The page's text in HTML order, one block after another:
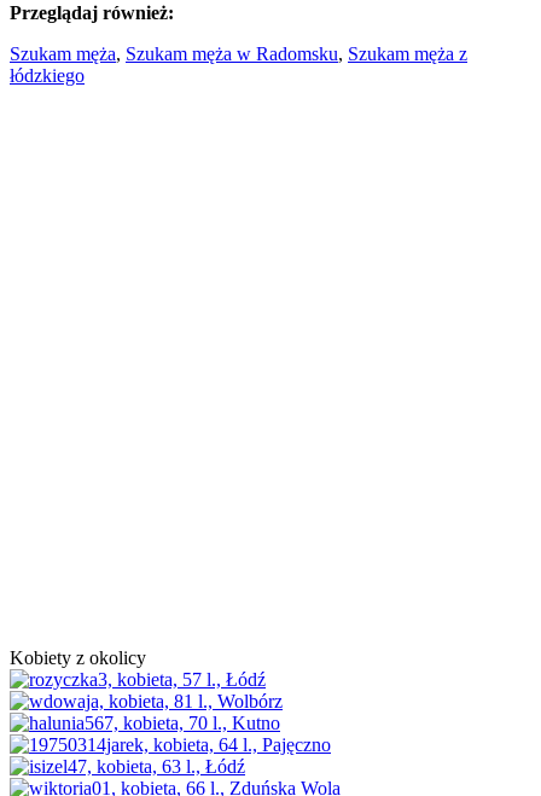
Przeglądaj również:
Szukam męża, Szukam męża w Radomsku, Szukam męża z
łódzkiego
Kobiety z okolicy